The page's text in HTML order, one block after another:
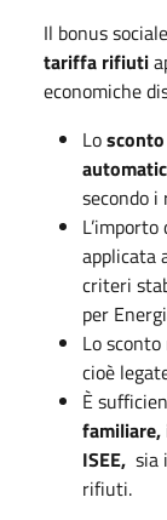
Il bonus
tariffa rifiuti
economiche
Lo
secondo
applicata
criteri
per
Lo
cioè
È
familiare,
ISEE, sia
rifiuti.